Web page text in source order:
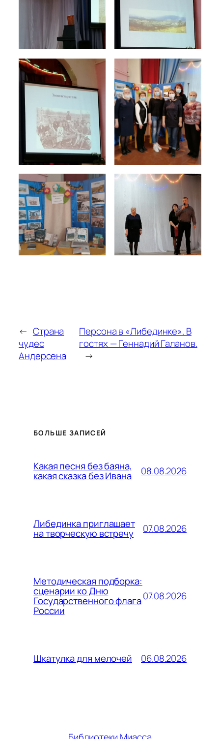
← Страна
чудес
Андерсена
Персона в «Либединке». В
гостях — Геннадий Галанов.
→
БОЛЬШЕ ЗАПИСЕЙ
Какая песня без баяна,
какая сказка без Ивана 08.08.2026
Либединка приглашает
на творческую встречу 07.08.2026
Методическая подборка:
сценарии ко Дню
Государственного флага
России
07.08.2026
Шкатулка для мелочей 06.08.2026